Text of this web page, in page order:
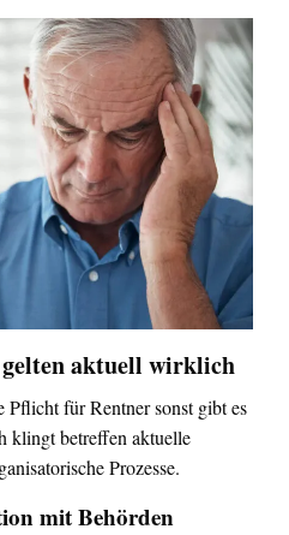
aktuell wirklich
für Rentner sonst gibt es
klingt betreffen aktuelle
Prozesse.
mit Behörden